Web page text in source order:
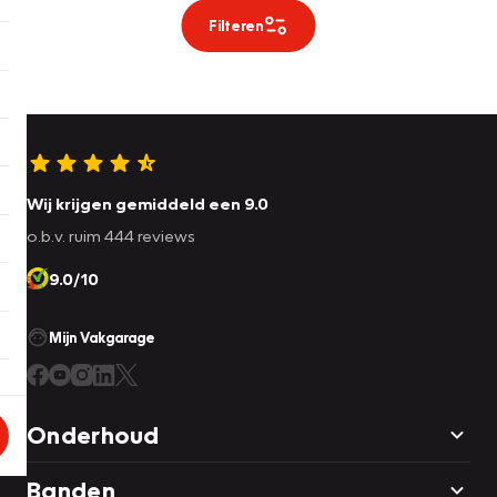
Filteren
Wij krijgen gemiddeld een 9.0
o.b.v. ruim 444 reviews
9.0/10
Mijn Vakgarage
Onderhoud
Banden